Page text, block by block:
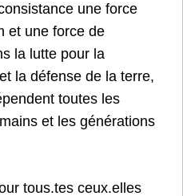
une force
et une force de
la lutte pour la
la défense de la terre,
toutes les
et les générations
tous.tes ceux.elles